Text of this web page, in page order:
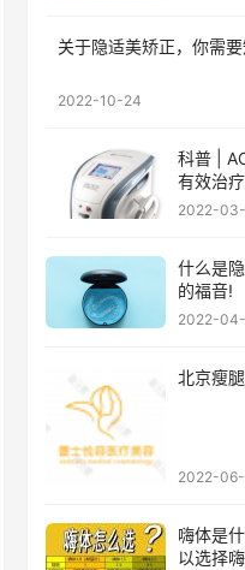
关于隐适美矫正，你需
2022-10-24
科普 |
有效治
题?
2022-
什么是
的福音!
2022-
北京瘦
2022-
嗨体是
以选择